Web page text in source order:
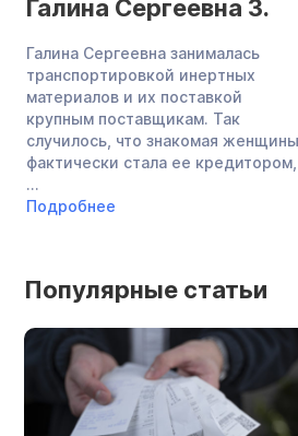
Галина Сергеевна З.
Галина Сергеевна занималась
транспортировкой инертных
материалов и их поставкой
крупным поставщикам. Так
случилось, что знакомая женщины
фактически стала ее кредитором,
...
Подробнее
Популярные статьи